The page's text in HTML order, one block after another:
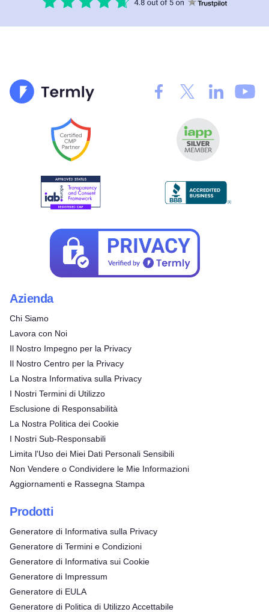
Azienda
Chi Siamo
Lavora con Noi
Il Nostro Impegno per la Privacy
Il Nostro Centro per la Privacy
La Nostra Informativa sulla Privacy
I Nostri Termini di Utilizzo
Esclusione di Responsabilità
La Nostra Politica dei Cookie
I Nostri Sub-Responsabili
Limita l'Uso dei Miei Dati Personali Sensibili
Non Vendere o Condividere le Mie Informazioni
Aggiornamenti e Rassegna Stampa
Prodotti
Generatore di Informativa sulla Privacy
Generatore di Termini e Condizioni
Generatore di Informativa sui Cookie
Generatore di Impressum
Generatore di EULA
Generatore di Politica di Utilizzo Accettabile